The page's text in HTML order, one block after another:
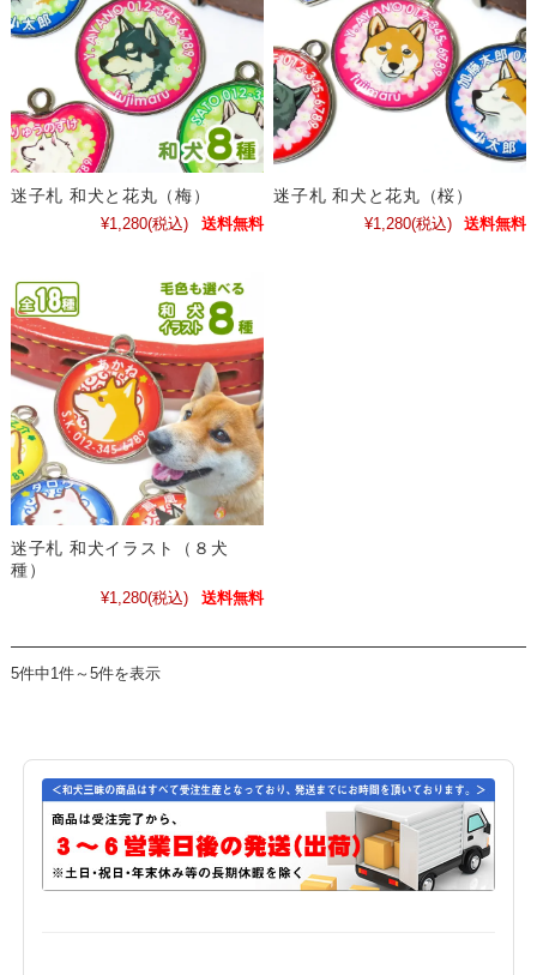
迷子札 和犬と花丸（梅）
¥1,280(税込) 送料無料
迷子札 和犬と花丸（桜）
¥1,280(税込) 送料無料
迷子札 和犬イラスト（８犬
種）
¥1,280(税込) 送料無料
5件中1件～5件を表示